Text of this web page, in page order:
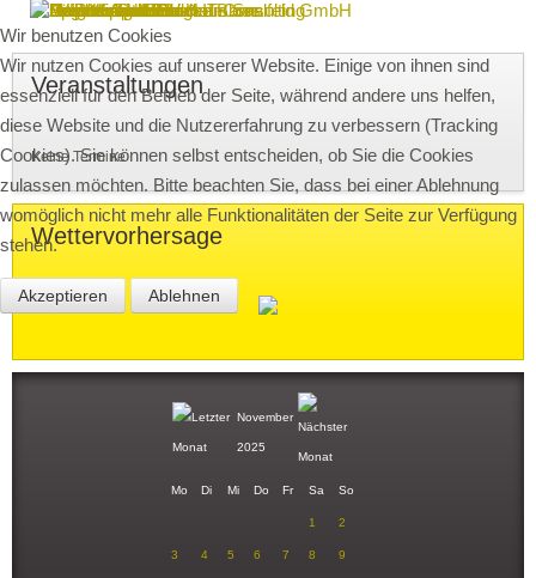
Veranstaltungen
Keine Termine
Wettervorhersage
November
2025
Mo Di Mi Do Fr Sa So
1 2
3 4 5 6 7 8 9
Wir benutzen Cookies
Wir nutzen Cookies auf unserer Website. Einige von ihnen sind
essenziell für den Betrieb der Seite, während andere uns helfen,
diese Website und die Nutzererfahrung zu verbessern (Tracking
Cookies). Sie können selbst entscheiden, ob Sie die Cookies
zulassen möchten. Bitte beachten Sie, dass bei einer Ablehnung
womöglich nicht mehr alle Funktionalitäten der Seite zur Verfügung
stehen.
Akzeptieren Ablehnen